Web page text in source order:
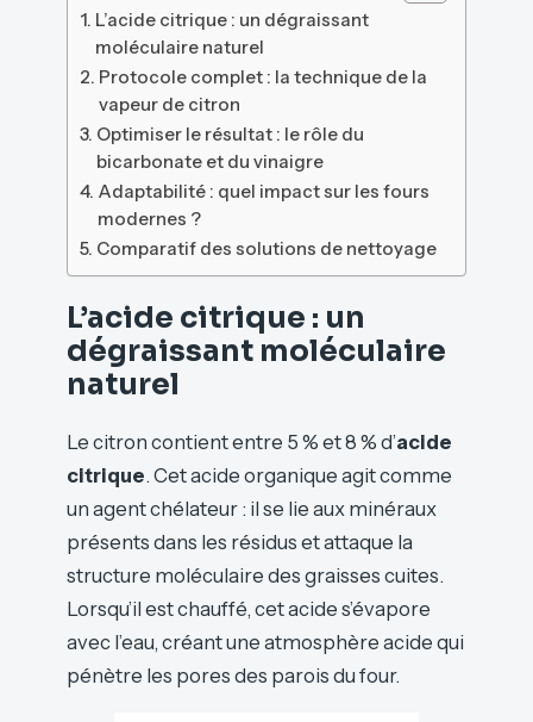
L’acide citrique : un dégraissant
moléculaire naturel
Protocole complet : la technique de la
vapeur de citron
Optimiser le résultat : le rôle du
bicarbonate et du vinaigre
Adaptabilité : quel impact sur les fours
modernes ?
Comparatif des solutions de nettoyage
L’acide citrique : un
dégraissant moléculaire
naturel
Le citron contient entre 5 % et 8 % d’acide
citrique. Cet acide organique agit comme
un agent chélateur : il se lie aux minéraux
présents dans les résidus et attaque la
structure moléculaire des graisses cuites.
Lorsqu’il est chauffé, cet acide s’évapore
avec l’eau, créant une atmosphère acide qui
pénètre les pores des parois du four.